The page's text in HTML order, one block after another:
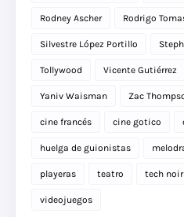
Rodney Ascher Rodrigo
Silvestre López Portillo
Tollywood Vicente Gutiérrez
Yaniv Waisman Zac
cine francés cine gotico
huelga de guionistas
playeras teatro tech noir
videojuegos